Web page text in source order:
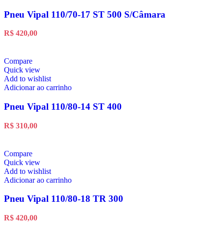
Pneu Vipal 110/70-17 ST 500 S/Câmara
R$ 420,00
Compare
Quick view
Add to wishlist
Adicionar ao carrinho
Pneu Vipal 110/80-14 ST 400
R$ 310,00
Compare
Quick view
Add to wishlist
Adicionar ao carrinho
Pneu Vipal 110/80-18 TR 300
R$ 420,00